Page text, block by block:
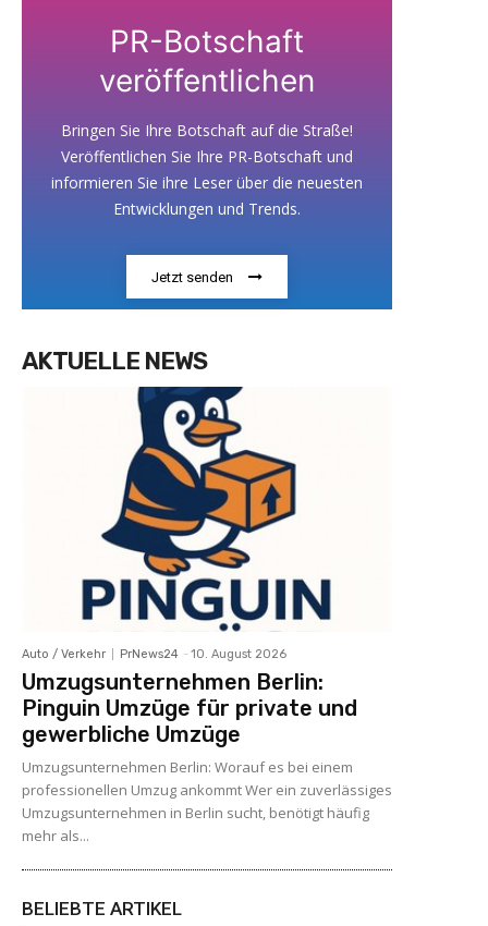
PR-Botschaft
veröffentlichen
Bringen Sie Ihre Botschaft auf die Straße!
Veröffentlichen Sie Ihre PR-Botschaft und
informieren Sie ihre Leser über die neuesten
Entwicklungen und Trends.
Jetzt senden
AKTUELLE NEWS
Auto / Verkehr PrNews24 - 10. August 2026
Umzugsunternehmen Berlin:
Pinguin Umzüge für private und
gewerbliche Umzüge
Umzugsunternehmen Berlin: Worauf es bei einem
professionellen Umzug ankommt Wer ein zuverlässiges
Umzugsunternehmen in Berlin sucht, benötigt häufig
mehr als...
BELIEBTE ARTIKEL